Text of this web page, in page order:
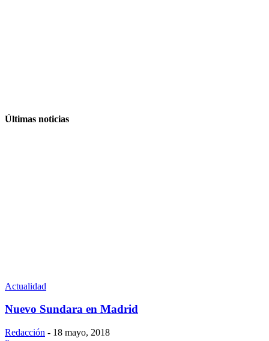
Últimas noticias
Actualidad
Nuevo Sundara en Madrid
Redacción - 18 mayo, 2018